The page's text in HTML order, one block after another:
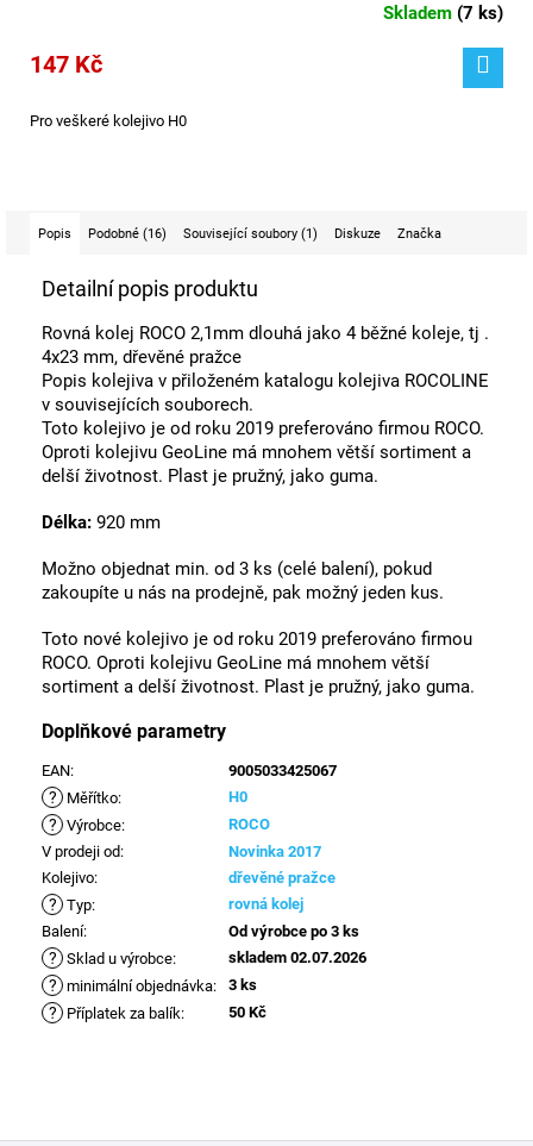
Skladem (7 ks)
147 Kč
Pro veškeré kolejivo H0
Popis Podobné (16) Související soubory (1) Diskuze Značka
Detailní popis produktu
Rovná kolej ROCO 2,1mm dlouhá jako 4 běžné koleje, tj .
4x23 mm, dřevěné pražce
Popis kolejiva v přiloženém katalogu kolejiva ROCOLINE
v souvisejících souborech.
Toto kolejivo je od roku 2019 preferováno firmou ROCO.
Oproti kolejivu GeoLine má mnohem větší sortiment a
delší životnost. Plast je pružný, jako guma.
Délka: 920 mm
Možno objednat min. od 3 ks (celé balení), pokud
zakoupíte u nás na prodejně, pak možný jeden kus.
Toto nové kolejivo je od roku 2019 preferováno firmou
ROCO. Oproti kolejivu GeoLine má mnohem větší
sortiment a delší životnost. Plast je pružný, jako guma.
Doplňkové parametry
EAN: 9005033425067
? Měřítko: H0
? Výrobce:
ROCO
V prodeji od:
Novinka 2017
Kolejivo: dřevěné pražce
? Typ:
rovná kolej
Balení: Od výrobce po 3 ks
? Sklad u výrobce: skladem 02.07.2026
? minimální objednávka: 3 ks
? Příplatek za balík: 50 Kč